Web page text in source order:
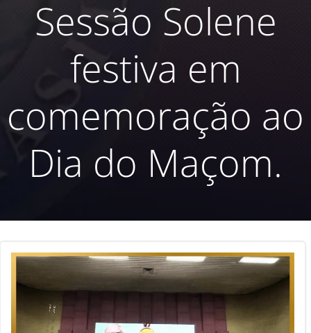
Sessão Solene
festiva em
comemoração ao
Dia do Maçom.